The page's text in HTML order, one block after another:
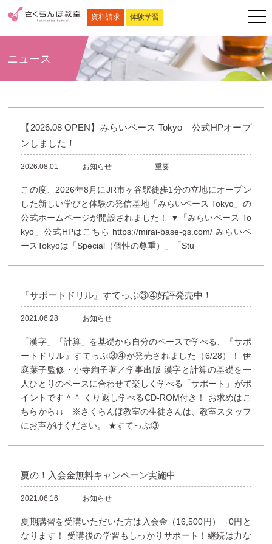
資料請求 体験学習
ニュース
【2026.08 OPEN】みらいベース Tokyo 公式HPオープ
ンしました！
2026.08.01 お知らせ 重要
この度、2026年8月にJR市ヶ谷駅徒歩1分の立地にオープン
した新しい学びと体験の発信基地「みらいベース Tokyo」の
公式ホームページが開設されました！ ▼「みらいベース To
kyo」公式HPはこちら https://mirai-base-gs.com/ みらいベ
ースTokyoは「Special（個性の尊重）」「Stu
『サポートドリル』すてっぷ③④好評発売中！
2021.06.28 お知らせ
「漢字」「計算」を基礎から自分のペースで学べる、『サポ
ートドリル』すてっぷ③④が発売されました（6/28）！ 伊
庭葉子監修・小寺絢子著／学事出版 漢字と計算の基礎を一
人ひとりのペースに合わせて楽しく学べる「サポート」がポ
イントです＾＾ くり返し学べるCD-ROM付き！ お求めはこ
ちらから↓↓ ※さくらんぼ教室の生徒さんは、教室スタッフ
にお声がけください。 ★すてっぷ③
夏の！入会金無料キャンペーン実施中
2021.06.16 お知らせ
夏期講習を受講いただいた方は入会金（16,500円）→0円と
なります！ 受講後の学習もしっかりサポート！継続は力な